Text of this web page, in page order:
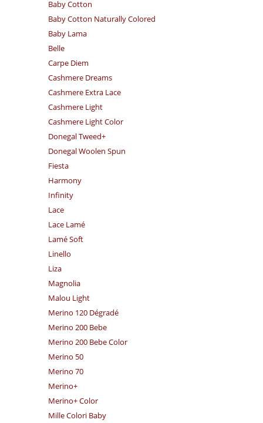
Baby Cotton
Baby Cotton Naturally Colored
Baby Lama
Belle
Carpe Diem
Cashmere Dreams
Cashmere Extra Lace
Cashmere Light
Cashmere Light Color
Donegal Tweed+
Donegal Woolen Spun
Fiesta
Harmony
Infinity
Lace
Lace Lamé
Lamé Soft
Linello
Liza
Magnolia
Malou Light
Merino 120 Dégradé
Merino 200 Bebe
Merino 200 Bebe Color
Merino 50
Merino 70
Merino+
Merino+ Color
Mille Colori Baby